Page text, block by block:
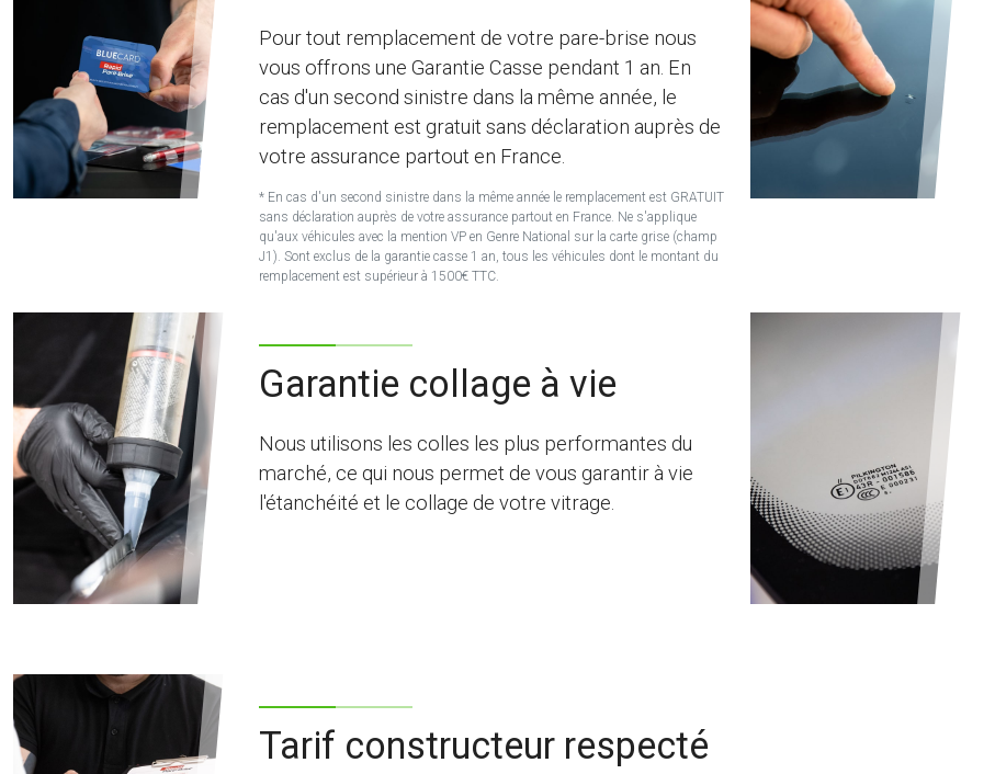
Pour tout remplacement de votre pare-brise nous
vous offrons une Garantie Casse pendant 1 an. En
cas d'un second sinistre dans la même année, le
remplacement est gratuit sans déclaration auprès de
votre assurance partout en France.
* En cas d'un second sinistre dans la même année le remplacement est GRATUIT
sans déclaration auprès de votre assurance partout en France. Ne s'applique
qu'aux véhicules avec la mention VP en Genre National sur la carte grise (champ
J1). Sont exclus de la garantie casse 1 an, tous les véhicules dont le montant du
remplacement est supérieur à 1500€ TTC.
Garantie collage à vie
Nous utilisons les colles les plus performantes du
marché, ce qui nous permet de vous garantir à vie
l'étanchéité et le collage de votre vitrage.
Tarif constructeur respecté